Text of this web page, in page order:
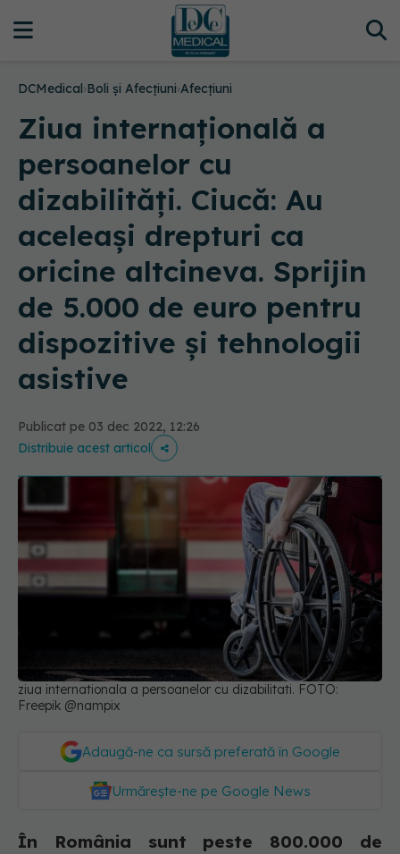
DCMedical›Boli și Afecțiuni›Afecțiuni
Ziua internațională a
persoanelor cu
dizabilități. Ciucă: Au
aceleași drepturi ca
oricine altcineva. Sprijin
de 5.000 de euro pentru
dispozitive și tehnologii
asistive
Publicat pe 03 dec 2022, 12:26
Distribuie acest articol
ziua internationala a persoanelor cu dizabilitati. FOTO:
Freepik @nampix
Adaugă-ne ca sursă preferată în Google
Urmărește-ne pe Google News
În România sunt peste 800.000 de